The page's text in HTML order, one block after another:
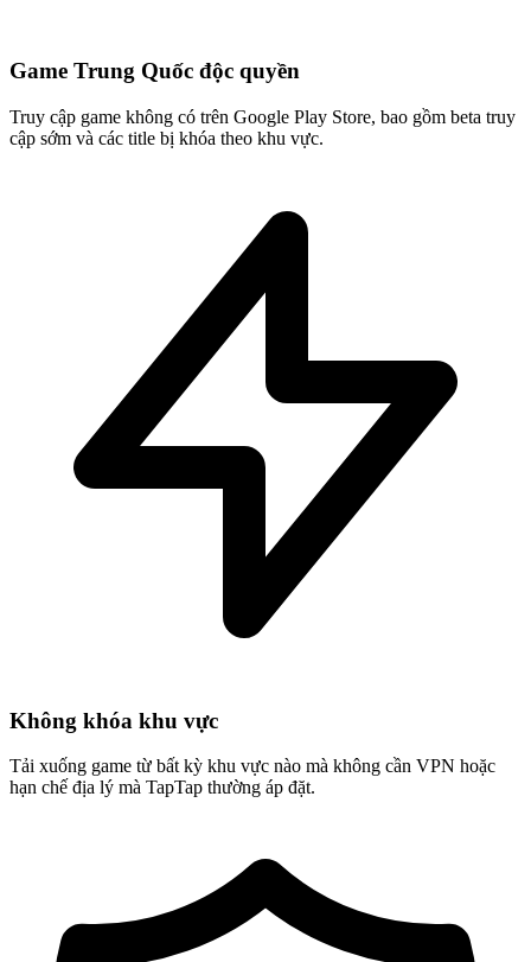
Game Trung Quốc độc quyền
Truy cập game không có trên Google Play Store, bao gồm beta truy
cập sớm và các title bị khóa theo khu vực.
Không khóa khu vực
Tải xuống game từ bất kỳ khu vực nào mà không cần VPN hoặc
hạn chế địa lý mà TapTap thường áp đặt.